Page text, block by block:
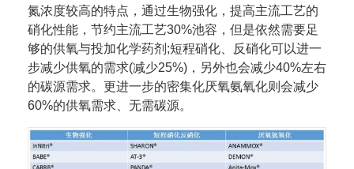
氮浓度较高的特点，通过生物强化，提高主流工艺的
硝化性能，节约主流工艺30%池容，但是依然需要足
够的供氧与投加化学药剂;短程硝化、反硝化可以进一
步减少供氧的需求(减少25%)，另外也会减少40%左右
的碳源需求。更进一步的密集化厌氧氨氧化则会减少
60%的供氧需求、无需碳源。